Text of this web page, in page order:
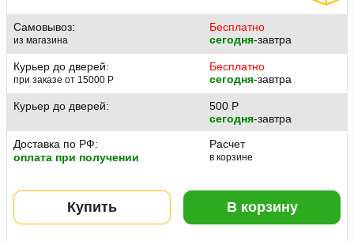
Самовывоз:
из магазина
Бесплатно
сегодня-завтра
Курьер до дверей:
при заказе от 15000 P
Бесплатно
сегодня-завтра
Курьер до дверей: 500 P
сегодня-завтра
Доставка по РФ:
оплата при получении
Расчет
в корзине
Купить В корзину